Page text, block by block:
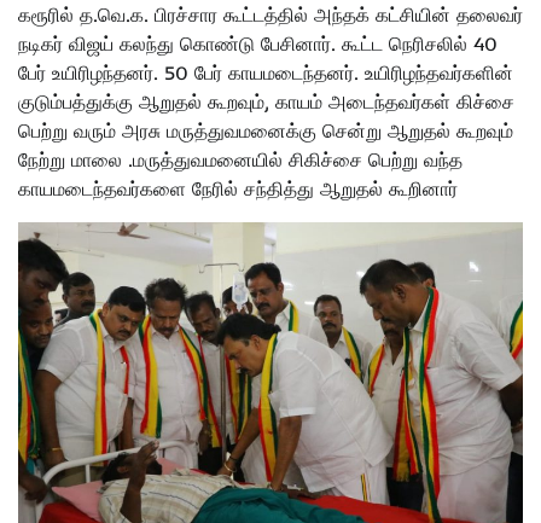
கரூரில் த.வெ.க. பிரச்சார கூட்டத்தில் அந்தக் கட்சியின் தலைவர்
நடிகர் விஜய் கலந்து கொண்டு பேசினார். கூட்ட நெரிசலில் 40
பேர் உயிரிழந்தனர். 50 பேர் காயமடைந்தனர். உயிரிழந்தவர்களின்
குடும்பத்துக்கு ஆறுதல் கூறவும், காயம் அடைந்தவர்கள் கிச்சை
பெற்று வரும் அரசு மருத்துவமனைக்கு சென்று ஆறுதல் கூறவும்
நேற்று மாலை .மருத்துவமனையில் சிகிச்சை பெற்று வந்த
காயமடைந்தவர்களை நேரில் சந்தித்து ஆறுதல் கூறினார்